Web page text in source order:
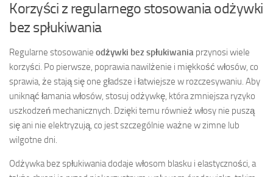
Korzyści z regularnego stosowania odżywki
bez spłukiwania
Regularne stosowanie odżywki bez spłukiwania przynosi wiele
korzyści. Po pierwsze, poprawia nawilżenie i miękkość włosów, co
sprawia, że stają się one gładsze i łatwiejsze w rozczesywaniu. Aby
uniknąć łamania włosów, stosuj odżywkę, która zmniejsza ryzyko
uszkodzeń mechanicznych. Dzięki temu również włosy nie puszą
się ani nie elektryzują, co jest szczególnie ważne w zimne lub
wilgotne dni.
Odżywka bez spłukiwania dodaje włosom blasku i elastyczności, a